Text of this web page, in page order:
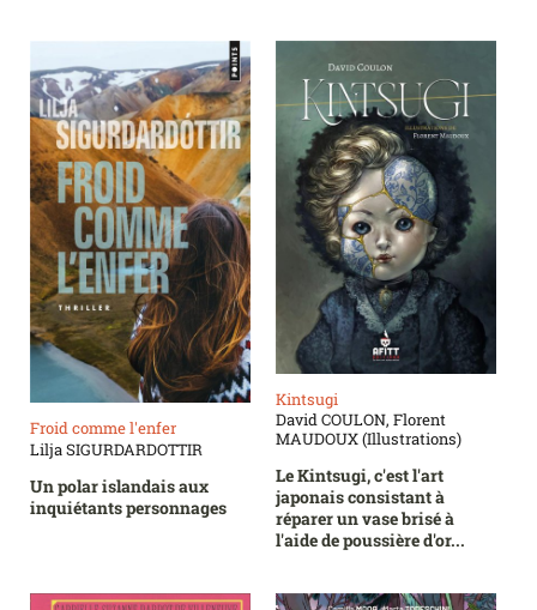
Froid comme l'enfer
Lilja SIGURDARDOTTIR
Un polar islandais aux
inquiétants personnages
Kintsugi
David COULON, Florent
MAUDOUX (Illustrations)
Le Kintsugi, c'est l'art
japonais consistant à
réparer un vase brisé à
l'aide de poussière d'or...